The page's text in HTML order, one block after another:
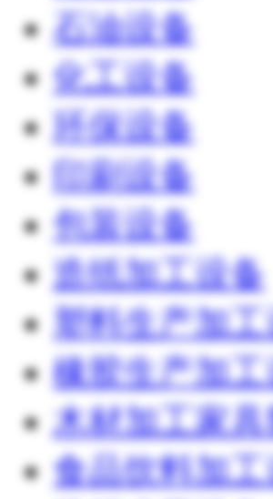
石油设备
化工设备
环保设备
印刷设备
包装设备
造纸加工设备
塑料生产加
橡胶生产加
木材加工家
食品饮料加